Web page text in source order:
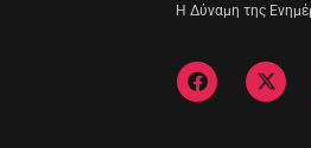
Η Δύναμη της